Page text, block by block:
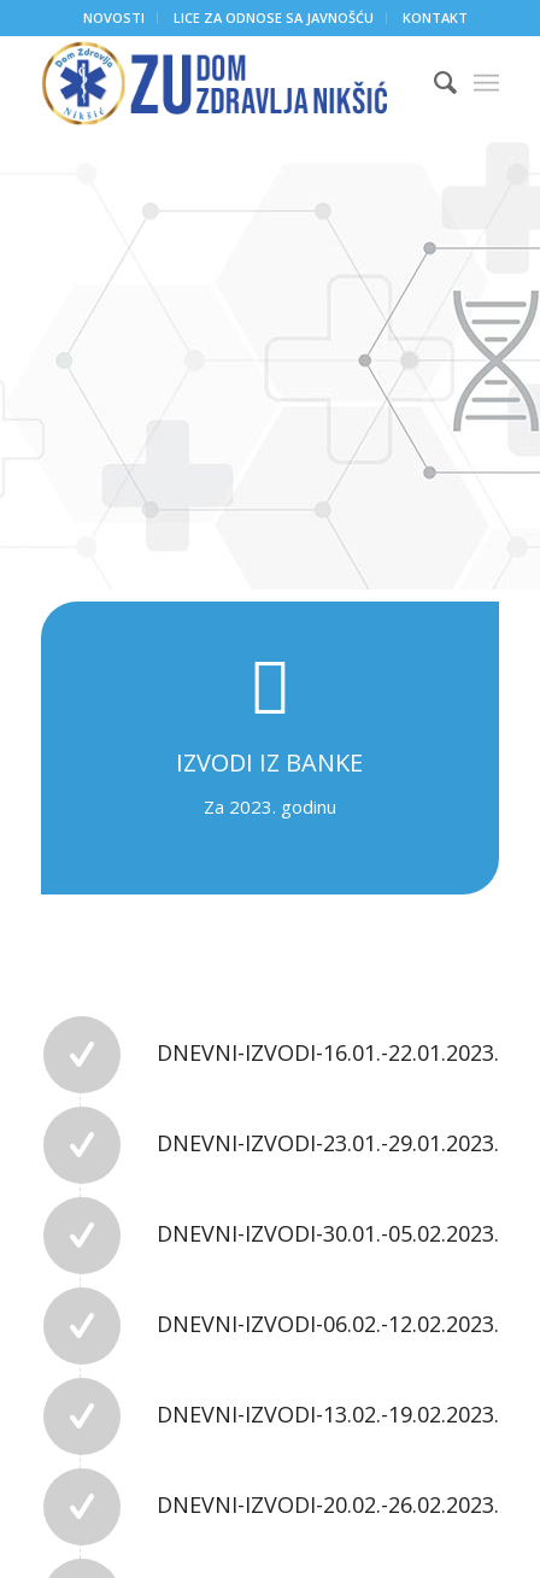
NOVOSTI LICE ZA ODNOSE SA JAVNOŠĆU KONTAKT
IZVODI IZ BANKE
Za 2023. godinu
DNEVNI-IZVODI-16.01.-22.01.2023.
DNEVNI-IZVODI-23.01.-29.01.2023.
DNEVNI-IZVODI-30.01.-05.02.2023.
DNEVNI-IZVODI-06.02.-12.02.2023.
DNEVNI-IZVODI-13.02.-19.02.2023.
DNEVNI-IZVODI-20.02.-26.02.2023.